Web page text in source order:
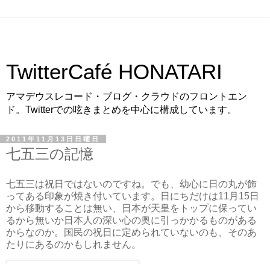
TwitterCafé HONATARI
アマデウスレコード・ブログ・クラウドのフロントエン
ド。Twitterでの呟きまとめを中心に構成しています。
2011年11月13日日曜日
七五三の記憶
七五三は祝日ではないのですね。でも、幼心に日の丸が飾
ってある印象が焼き付いています。日にちだけは11月15日
から移動することは無い、日本が天皇をトップに保ってい
るから無いか日本人の深い心の奥に引っかかるものがある
からなのか。国民の祝日に定められていないのも、そのあ
たりにあるのかもしれません。